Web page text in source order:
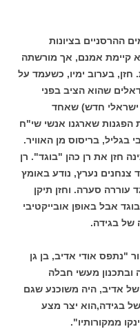
ההרסניים בציונות
קיימת אמנם, אך מורשתה
בערוב ימיו, כשעמד על
שהוא הציב בפני
ישראלי חדש) שאחד
הפגנות שארגנו אנשי שי"ח
בריסוס מן האוויר.
חזן את רן כהן "בוגד". רן
צנחנים נערץ, נודע באומץ
עוררה סערה. וחזן תיקן
אבל באופן אובייקטיבי
של בגידה.
"נתפס אודי אדיב, בן גן
ובתכנון מעשי חבלה
של אדיב, היה משוכנע שגם
בגידה,הוא יצר מצע
ממקורותיו".